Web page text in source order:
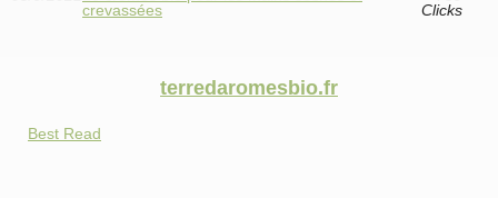
crevassées
Clicks
terredaromesbio.fr
Best Read